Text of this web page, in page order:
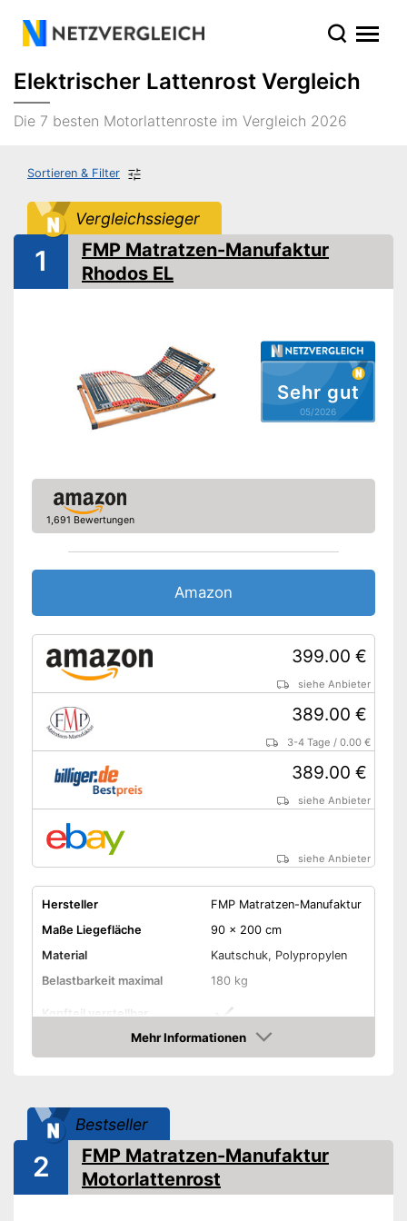
Elektrischer Lattenrost Vergleich
Die 7 besten Motorlattenroste im Vergleich 2026
Sortieren & Filter
Vergleichssieger
Sehr gut
05/2026
1
FMP Matratzen-Manufaktur
Rhodos EL
1,691 Bewertungen
Amazon
399.00 €
siehe Anbieter
389.00 €
3-4 Tage /0.00 €
389.00 €
siehe Anbieter
siehe Anbieter
Hersteller
FMP Matratzen-Manufaktur
Maße Liegefläche
90 x 200 cm
Material
Kautschuk, Polypropylen
Belastbarkeit maximal
180 kg
Kopfteil verstellbar
Vorteile
verstellbares Kopfteil
Amazon Lieferzeit
siehe Anbieter
Mehr Informationen
Amazon
Bestseller
2
FMP Matratzen-Manufaktur
Motorlattenrost